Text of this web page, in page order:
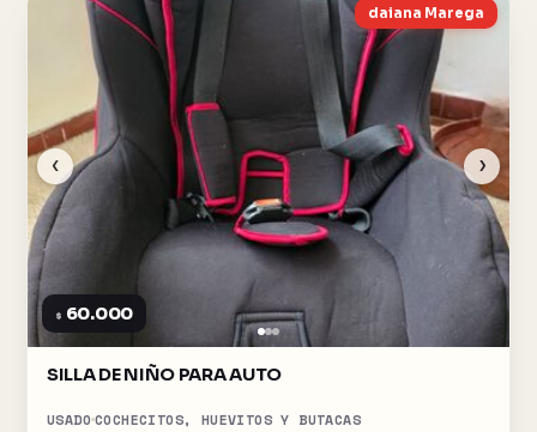
‹ ›
daiana Marega
$ 60.000
SILLA DE NIÑO PARA AUTO
USADO COCHECITOS, HUEVITOS Y BUTACAS